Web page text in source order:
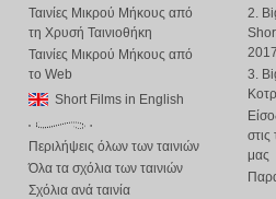
Ταινίες Μικρού Μήκους από
τη Χρυσή Ταινιοθήκη
Ταινίες Μικρού Μήκους από
το Web
Short Films in English
Περιλήψεις όλων των ταινιών
Όλα τα σχόλια των ταινιών
Σχόλια ανά ταινία
2.
3.
στις
μας